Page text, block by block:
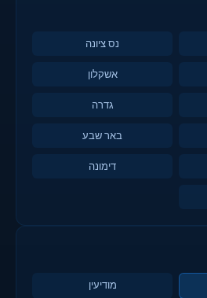
נס ציונה
אשקלון
גדרה
באר שבע
דימונה
מודיעין